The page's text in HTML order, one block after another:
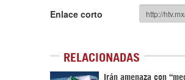
Enlace corto
RELACIONADAS
Irán amenaza con